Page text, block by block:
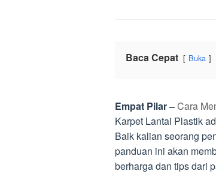
Baca Cepat Buka
Empat Pilar –Cara
Karpet Lantai Plastik
Baik kalian seorang
panduan ini akan
berharga dan tips dari